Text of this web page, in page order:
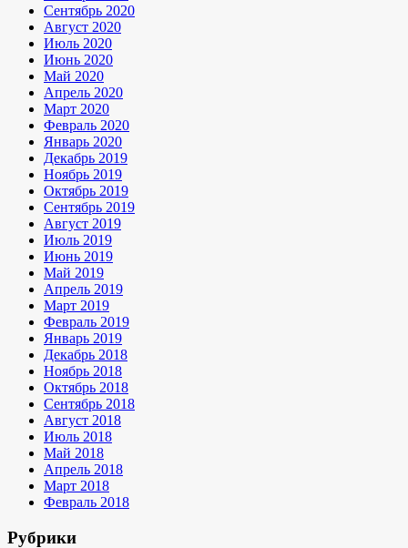
Сентябрь 2020
Август 2020
Июль 2020
Июнь 2020
Май 2020
Апрель 2020
Март 2020
Февраль 2020
Январь 2020
Декабрь 2019
Ноябрь 2019
Октябрь 2019
Сентябрь 2019
Август 2019
Июль 2019
Июнь 2019
Май 2019
Апрель 2019
Март 2019
Февраль 2019
Январь 2019
Декабрь 2018
Ноябрь 2018
Октябрь 2018
Сентябрь 2018
Август 2018
Июль 2018
Май 2018
Апрель 2018
Март 2018
Февраль 2018
Рубрики